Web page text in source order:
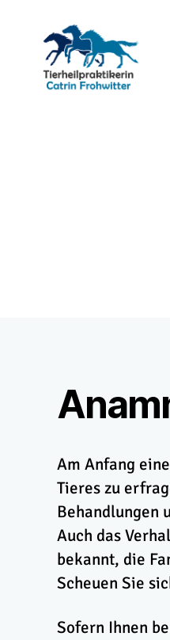
Am Anfang
Tieres zu
Behandlungen
Auch das
bekannt, die
Scheuen Sie
Sofern Ihnen